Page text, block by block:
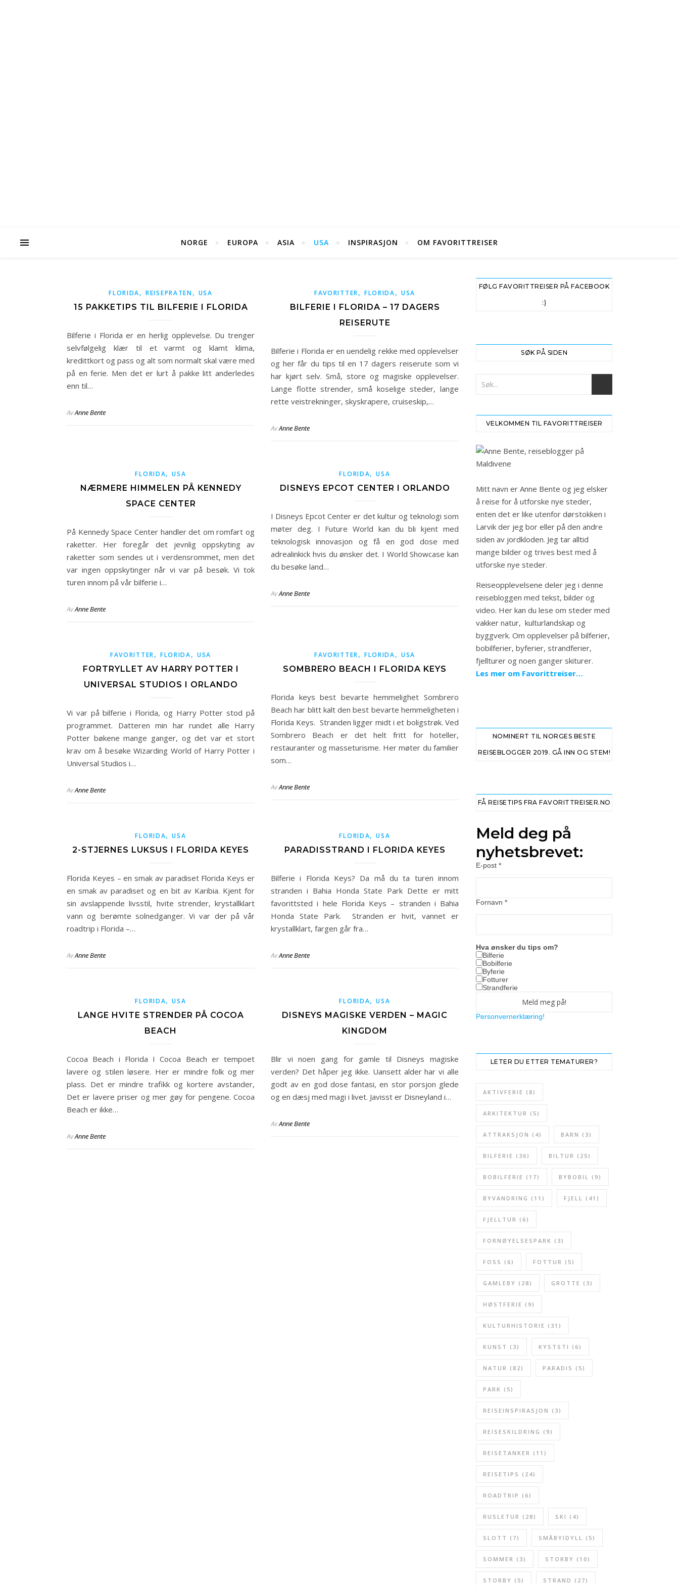
NORGE EUROPA ASIA USA INSPIRASJON OM FAVORITTREISER
FLORIDA,REISEPRATEN, USA
15 PAKKETIPS TIL BILFERIE I FLORIDA
Bilferie i Florida er en herlig opplevelse. Du trenger
selvfølgelig klær til et varmt og klamt klima,
kredittkort og pass og alt som normalt skal være med
på en ferie. Men det er lurt å pakke litt anderledes
enn til…
AvAnne Bente
FAVORITTER, FLORIDA, USA
BILFERIE I FLORIDA – 17 DAGERS
REISERUTE
Bilferie i Florida er en uendelig rekke med opplevelser
og her får du tips til en 17 dagers reiserute som vi
har kjørt selv. Små, store og magiske opplevelser.
Lange flotte strender, små koselige steder, lange
rette veistrekninger, skyskrapere, cruiseskip,…
AvAnne Bente
FLORIDA,USA
NÆRMERE HIMMELEN PÅ KENNEDY
SPACE CENTER
På Kennedy Space Center handler det om romfart og
raketter. Her foregår det jevnlig oppskyting av
raketter som sendes ut i verdensrommet, men det
var ingen oppskytinger når vi var på besøk. Vi tok
turen innom på vår bilferie i…
AvAnne Bente
FLORIDA,USA
DISNEYS EPCOT CENTER I ORLANDO
I Disneys Epcot Center er det kultur og teknologi som
møter deg. I Future World kan du bli kjent med
teknologisk innovasjon og få en god dose med
adrealinkick hvis du ønsker det. I World Showcase kan
du besøke land…
AvAnne Bente
FAVORITTER, FLORIDA, USA
FORTRYLLET AV HARRY POTTER I
UNIVERSAL STUDIOS I ORLANDO
Vi var på bilferie i Florida, og Harry Potter stod på
programmet. Datteren min har rundet alle Harry
Potter bøkene mange ganger, og det var et stort
krav om å besøke Wizarding World of Harry Potter i
Universal Studios i…
AvAnne Bente
FAVORITTER, FLORIDA, USA
SOMBRERO BEACH I FLORIDA KEYS
Florida keys best bevarte hemmelighet Sombrero
Beach har blitt kalt den best bevarte hemmeligheten i
Florida Keys. Stranden ligger midt i et boligstrøk. Ved
Sombrero Beach er det helt fritt for hoteller,
restauranter og masseturisme. Her møter du familier
som…
AvAnne Bente
FLORIDA,USA
2-STJERNES LUKSUS I FLORIDA KEYES
Florida Keyes – en smak av paradiset Florida Keys er
en smak av paradiset og en bit av Karibia. Kjent for
sin avslappende livsstil, hvite strender, krystallklart
vann og berømte solnedganger. Vi var der på vår
roadtrip i Florida –…
AvAnne Bente
FLORIDA,USA
PARADISSTRAND I FLORIDA KEYES
Bilferie i Florida Keys? Da må du ta turen innom
stranden i Bahia Honda State Park Dette er mitt
favorittsted i hele Florida Keys – stranden i Bahia
Honda State Park. Stranden er hvit, vannet er
krystallklart, fargen går fra…
AvAnne Bente
FLORIDA,USA
LANGE HVITE STRENDER PÅ COCOA
BEACH
Cocoa Beach i Florida I Cocoa Beach er tempoet
lavere og stilen løsere. Her er mindre folk og mer
plass. Det er mindre trafikk og kortere avstander,
Det er lavere priser og mer gøy for pengene. Cocoa
Beach er ikke…
AvAnne Bente
FLORIDA,USA
DISNEYS MAGISKE VERDEN – MAGIC
KINGDOM
Blir vi noen gang for gamle til Disneys magiske
verden? Det håper jeg ikke. Uansett alder har vi alle
godt av en god dose fantasi, en stor porsjon glede
og en dæsj med magi i livet. Javisst er Disneyland i…
AvAnne Bente
FØLG FAVORITTREISER PÅ FACEBOOK
:)
SØK PÅ SIDEN
VELKOMMEN TIL FAVORITTREISER
Mitt navn er Anne Bente og jeg elsker
å reise for å utforske nye steder,
enten det er like utenfor dørstokken i
Larvik der jeg bor eller på den andre
siden av jordkloden. Jeg tar alltid
mange bilder og trives best med å
utforske nye steder.
Reiseopplevelsene deler jeg i denne
reisebloggen med tekst, bilder og
video. Her kan du lese om steder med
vakker natur, kulturlandskap og
byggverk. Om opplevelser på bilferier,
bobilferier, byferier, strandferier,
fjellturer og noen ganger skiturer.
Les mer om Favorittreiser…
NOMINERT TIL NORGES BESTE
REISEBLOGGER 2019. GÅ INN OG STEM!
FÅ REISETIPS FRA FAVORITTREISER.NO
Meld deg på
nyhetsbrevet:
E-post *
Fornavn *
Hva ønsker du tips om?
Bilferie
Bobilferie
Byferie
Fotturer
Strandferie
Personvernerklæring!
LETER DU ETTER TEMATURER?
AKTIVFERIE (8)
ARKITEKTUR (5)
ATTRAKSJON (4) BARN (3)
BILFERIE (36) BILTUR (25)
BOBILFERIE (17) BYBOBIL (9)
BYVANDRING (11) FJELL (41)
FJELLTUR (6)
FORNØYELSESPARK (3)
FOSS (6) FOTTUR (5)
GAMLEBY (28) GROTTE (3)
HØSTFERIE (9)
KULTURHISTORIE (31)
KUNST (3) KYSTSTI (6)
NATUR (82) PARADIS (5)
PARK (5)
REISEINSPIRASJON (3)
REISESKILDRING (9)
REISETANKER (11)
REISETIPS (24)
ROADTRIP (6)
RUSLETUR (28) SKI (4)
SLOTT (7) SMÅBYIDYLL (5)
SOMMER (3) STORBY (10)
STORBY (5) STRAND (27)